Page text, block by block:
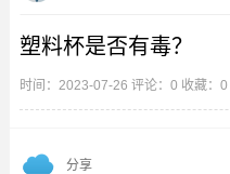
塑料杯是否有毒？
时间：2023-07-26 评论：0 收藏：0
分享